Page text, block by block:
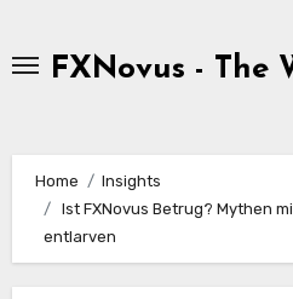
contentFXNovus - The
Home
Insights
Ist FXNovus Betrug? Mythen
entlarven